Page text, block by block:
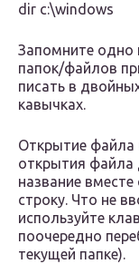
dir c:\windows
Запомните одно
папок/файлов
писать в
кавычках.
Открытие файла
открытия файла
название
строку. Что не
используйте
поочередно
текущей папке).